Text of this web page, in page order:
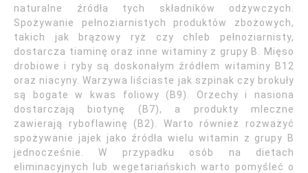
naturalne źródła tych składników odżywczych.
Spożywanie pełnoziarnistych produktów zbożowych,
takich jak brązowy ryż czy chleb pełnoziarnisty,
dostarcza tiaminę oraz inne witaminy z grupy B. Mięso
drobiowe i ryby są doskonałym źródłem witaminy B12
oraz niacyny. Warzywa liściaste jak szpinak czy brokuły
są bogate w kwas foliowy (B9). Orzechy i nasiona
dostarczają biotynę (B7), a produkty mleczne
zawierają ryboflawinę (B2). Warto również rozważyć
spożywanie jajek jako źródła wielu witamin z grupy B
jednocześnie. W przypadku osób na dietach
eliminacyjnych lub wegetariańskich warto pomyśleć o